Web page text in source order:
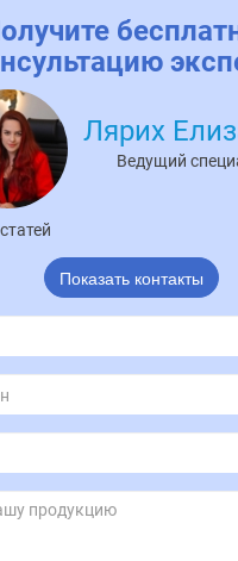
Лярих
Ведущий
Показать контакты